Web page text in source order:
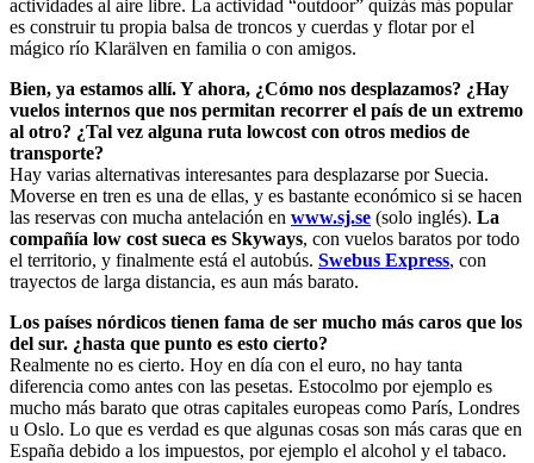
actividades al aire libre. La actividad “outdoor” quizás más popular
es construir tu propia balsa de troncos y cuerdas y flotar por el
mágico río Klarälven en familia o con amigos.
Bien, ya estamos allí. Y ahora, ¿Cómo nos desplazamos? ¿Hay
vuelos internos que nos permitan recorrer el país de un extremo
al otro? ¿Tal vez alguna ruta lowcost con otros medios de
transporte?
Hay varias alternativas interesantes para desplazarse por Suecia.
Moverse en tren es una de ellas, y es bastante económico si se hacen
las reservas con mucha antelación en www.sj.se (solo inglés). La
compañía low cost sueca es Skyways, con vuelos baratos por todo
el territorio, y finalmente está el autobús. Swebus Express, con
trayectos de larga distancia, es aun más barato.
Los países nórdicos tienen fama de ser mucho más caros que los
del sur. ¿hasta que punto es esto cierto?
Realmente no es cierto. Hoy en día con el euro, no hay tanta
diferencia como antes con las pesetas. Estocolmo por ejemplo es
mucho más barato que otras capitales europeas como París, Londres
u Oslo. Lo que es verdad es que algunas cosas son más caras que en
España debido a los impuestos, por ejemplo el alcohol y el tabaco.